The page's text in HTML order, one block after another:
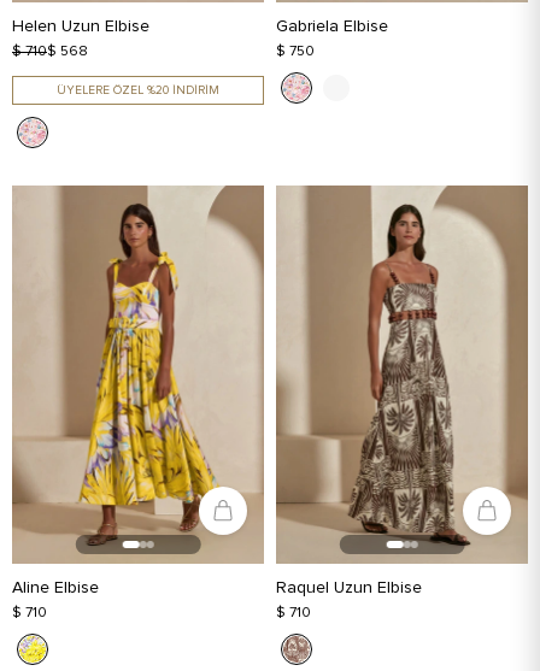
Helen Uzun Elbise
$ 710$ 568
ÜYELERE ÖZEL %20 İNDİRİM
Gabriela Elbise
$ 750
Aline Elbise
$ 710
Raquel Uzun Elbise
$ 710